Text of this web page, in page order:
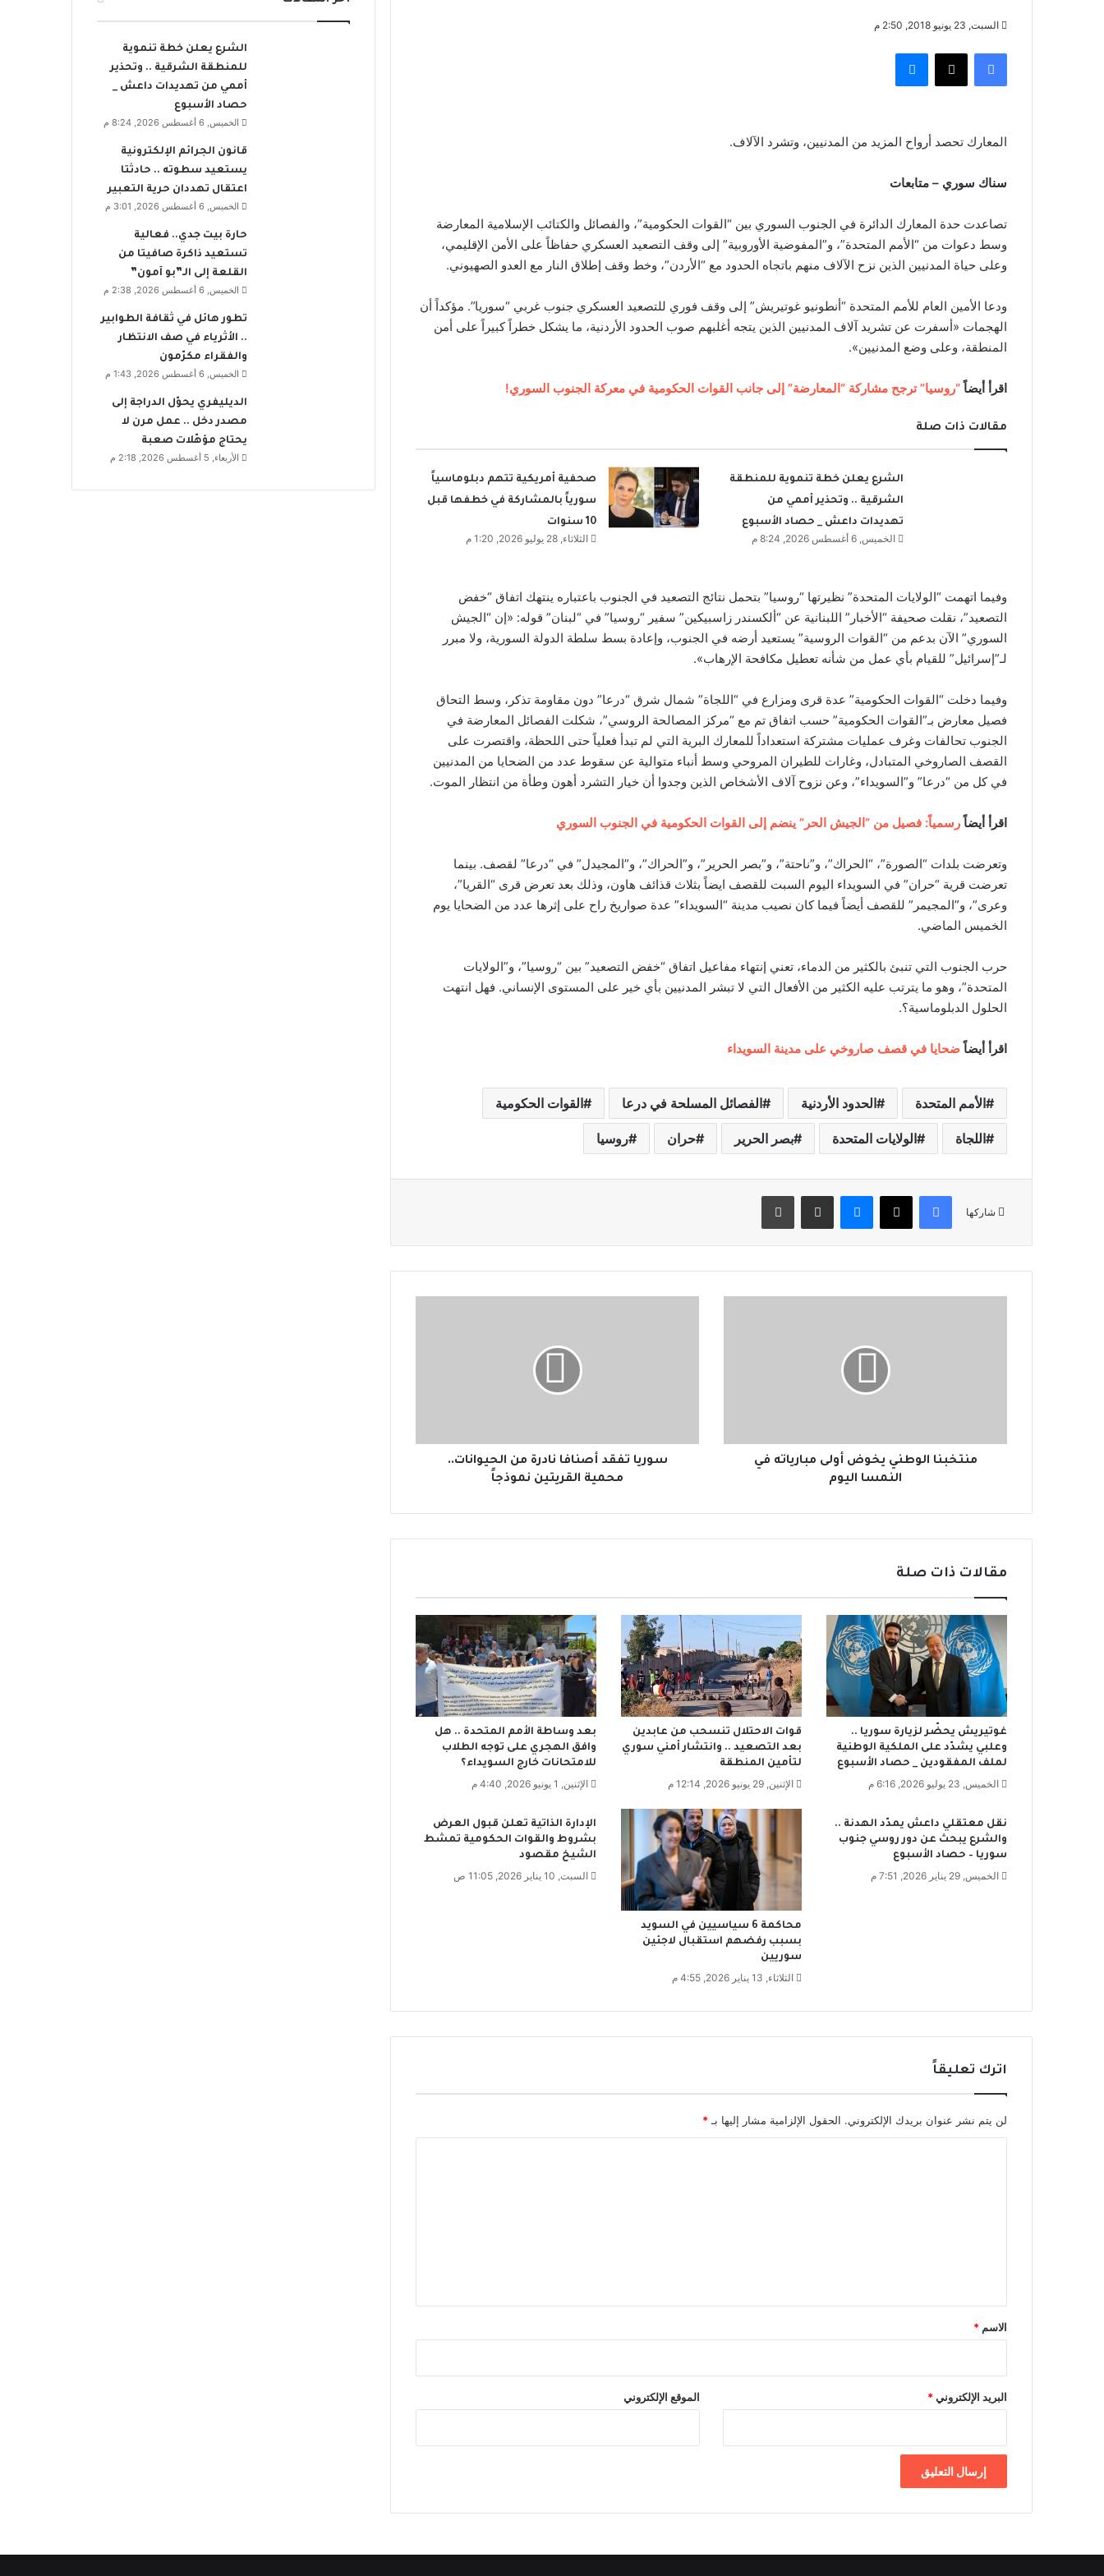
السبت, 23 يونيو 2018, 2:50 م
فيسبوك
المعارك تحصد أرواح المزيد من المدنيين، وتشرد الآلاف.
سناك سوري – متابعات
تصاعدت حدة المعارك الدائرة في الجنوب السوري بين “القوات الحكومية”، والفصائل والكتائب الإسلامية المعارضة
وسط دعوات من “الأمم المتحدة”، و”المفوضية الأوروبية” إلى وقف التصعيد العسكري حفاظاً على الأمن الإقليمي،
وعلى حياة المدنيين الذين نزح الآلاف منهم باتجاه الحدود مع “الأردن”، وخط وقف إطلاق النار مع العدو الصهيوني.
ودعا الأمين العام للأمم المتحدة “أنطونيو غوتيريش” إلى وقف فوري للتصعيد العسكري جنوب غربي “سوريا”. مؤكداً أن
الهجمات «أسفرت عن تشريد آلاف المدنيين الذين يتجه أغلبهم صوب الحدود الأردنية، ما يشكل خطراً كبيراً على أمن
المنطقة، وعلى وضع المدنيين».
اقرأ أيضاً“روسيا” ترجح مشاركة “المعارضة” إلى جانب القوات الحكومية في معركة الجنوب السوري!
مقالات ذات صلة
الشرع يعلن خطة تنموية للمنطقة
الشرقية .. وتحذير أممي من
تهديدات داعش _ حصاد الأسبوع
الخميس, 6 أغسطس 2026, 8:24 م
صحفية أمريكية تتهم دبلوماسياً
سورياً بالمشاركة في خطفها قبل
10 سنوات
الثلاثاء, 28 يوليو 2026, 1:20 م
وفيما اتهمت “الولايات المتحدة” نظيرتها “روسيا” بتحمل نتائج التصعيد في الجنوب باعتباره ينتهك اتفاق “خفض
التصعيد”، نقلت صحيفة “الأخبار” اللبنانية عن “ألكسندر زاسبيكين” سفير “روسيا” في “لبنان” قوله: «إن “الجيش
السوري” الآن بدعم من “القوات الروسية” يستعيد أرضه في الجنوب، وإعادة بسط سلطة الدولة السورية، ولا مبرر
لـ”إسرائيل” للقيام بأي عمل من شأنه تعطيل مكافحة الإرهاب».
وفيما دخلت “القوات الحكومية” عدة قرى ومزارع في “اللجاة” شمال شرق “درعا” دون مقاومة تذكر، وسط التحاق
فصيل معارض بـ”القوات الحكومية” حسب اتفاق تم مع “مركز المصالحة الروسي”، شكلت الفصائل المعارضة في
الجنوب تحالفات وغرف عمليات مشتركة استعداداً للمعارك البرية التي لم تبدأ فعلياً حتى اللحظة، واقتصرت على
القصف الصاروخي المتبادل، وغارات للطيران المروحي وسط أنباء متوالية عن سقوط عدد من الضحايا من المدنيين
في كل من “درعا” و”السويداء”، وعن نزوح آلاف الأشخاص الذين وجدوا أن خيار التشرد أهون وطأة من انتظار الموت.
اقرأ أيضاًرسمياً: فصيل من “الجيش الحر” ينضم إلى القوات الحكومية في الجنوب السوري
وتعرضت بلدات “الصورة”، “الحراك”، و”ناحتة”، و”بصر الحرير”، و”الحراك”، و”المجيدل” في “درعا” لقصف. بينما
تعرضت قرية “حران” في السويداء اليوم السبت للقصف ايضاً بثلاث قذائف هاون، وذلك بعد تعرض قرى “القريا”،
وعرى”، و”المجيمر” للقصف أيضاً فيما كان نصيب مدينة “السويداء” عدة صواريخ راح على إثرها عدد من الضحايا يوم
الخميس الماضي.
حرب الجنوب التي تنبئ بالكثير من الدماء، تعني إنتهاء مفاعيل اتفاق “خفض التصعيد” بين “روسيا”، و”الولايات
المتحدة”، وهو ما يترتب عليه الكثير من الأفعال التي لا تبشر المدنيين بأي خير على المستوى الإنساني. فهل انتهت
الحلول الدبلوماسية؟.
اقرأ أيضاًضحايا في قصف صاروخي على مدينة السويداء
الأمم المتحدة الحدود الأردنية الفصائل المسلحة في درعا القوات الحكومية
اللجاة الولايات المتحدة بصر الحرير حران روسيا
شاركها
فيسبوك
ل
ي
ض
أ
و
ب
ا
ر
ي
ا
ه
ي
ا
ل
ن
م
منتخبنا الوطني يخوض أولى مبارياته في
النمسا اليوم
د
ا
د
ر
م
ن
ا
ل
ح
ي
و
ن
ت
.
.
م
ح
م
ة
ل
ر
ن
سوريا تفقد أصنافا نادرة من الحيوانات..
محمية القريتين نموذجاً
مقالات ذات صلة
غوتيريش يحضّر لزيارة سوريا ..
وعلبي يشدّد على الملكية الوطنية
لملف المفقودين _ حصاد الأسبوع
الخميس, 23 يوليو 2026, 6:16 م
قوات الاحتلال تنسحب من عابدين
بعد التصعيد .. وانتشار أمني سوري
لتأمين المنطقة
الإثنين, 29 يونيو 2026, 12:14 م
بعد وساطة الأمم المتحدة .. هل
وافق الهجري على توجه الطلاب
للامتحانات خارج السويداء؟
الإثنين, 1 يونيو 2026, 4:40 م
نقل معتقلي داعش يمدّد الهدنة ..
والشرع يبحث عن دور روسي جنوب
سوريا – حصاد الأسبوع
الخميس, 29 يناير 2026, 7:51 م
محاكمة 6 سياسيين في السويد
بسبب رفضهم استقبال لاجئين
سوريين
الثلاثاء, 13 يناير 2026, 4:55 م
الإدارة الذاتية تعلن قبول العرض
بشروط والقوات الحكومية تمشط
الشيخ مقصود
السبت, 10 يناير 2026, 11:05 ص
اترك تعليقاً
لن يتم نشر عنوان بريدك الإلكتروني. الحقول الإلزامية مشار إليها بـ *
*
الاسم *
البريد الإلكتروني* الموقع الإلكتروني
الشرع يعلن خطة تنموية
للمنطقة الشرقية .. وتحذير
أممي من تهديدات داعش _
حصاد الأسبوع
الخميس, 6 أغسطس 2026, 8:24 م
قانون الجرائم الإلكترونية
يستعيد سطوته .. حادثتا
اعتقال تهددان حرية التعبير
الخميس, 6 أغسطس 2026, 3:01 م
حارة بيت جدي.. فعالية
تستعيد ذاكرة صافيتا من
القلعة إلى الـ”بو آمون”
الخميس, 6 أغسطس 2026, 2:38 م
تطور هائل في ثقافة الطوابير
.. الأثرياء في صف الانتظار
والفقراء مكرّمون
الخميس, 6 أغسطس 2026, 1:43 م
الديليفري يحوّل الدراجة إلى
مصدر دخل .. عمل مرن لا
يحتاج مؤهّلات صعبة
الأربعاء, 5 أغسطس 2026, 2:18 م